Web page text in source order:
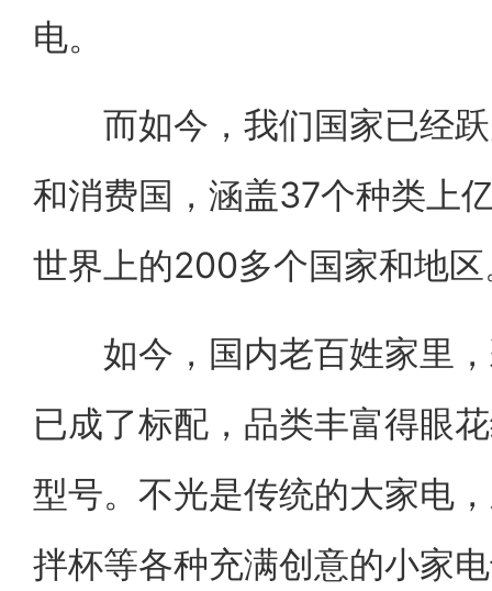
电。
而如今，我们国家已经跃
和消费国，涵盖37个种类上
世界上的200多个国家和地
如今，国内老百姓家里，
已成了标配，品类丰富得眼
型号。不光是传统的大家电
拌杯等各种充满创意的小家